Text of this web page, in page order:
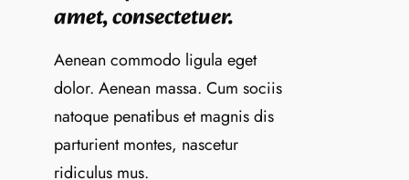
amet, consectetuer.
Aenean commodo ligula eget
dolor. Aenean massa. Cum sociis
natoque penatibus et magnis dis
parturient montes, nascetur
ridiculus mus.